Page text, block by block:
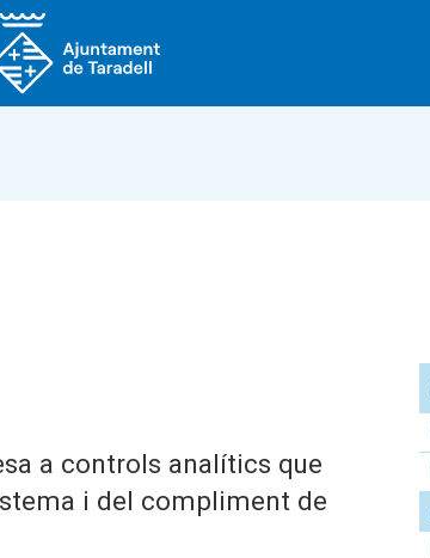
a controls analítics que
i del compliment de